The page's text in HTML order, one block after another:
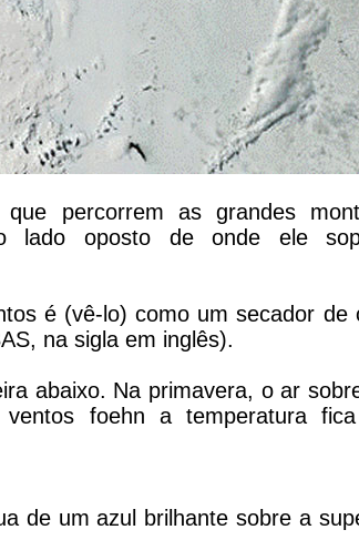
percorrem as grandes
lado oposto de onde ele
é (vê-lo) como um secador de
na sigla em inglês).
abaixo. Na primavera, o ar
foehn a temperatura
de um azul brilhante sobre a